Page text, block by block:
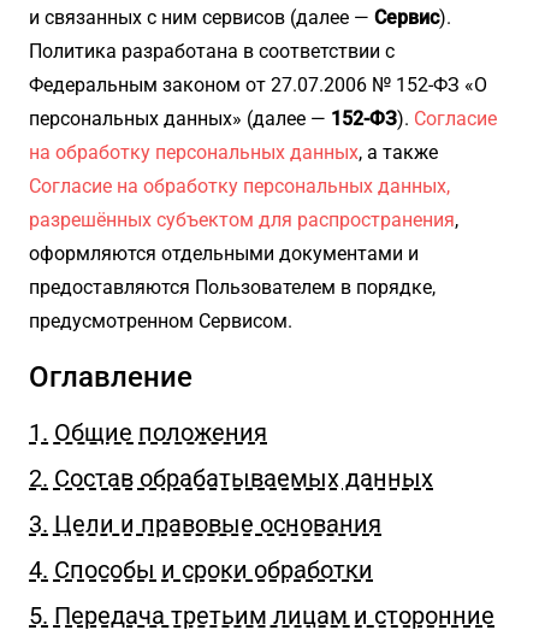
и связанных с ним сервисов (далее — Сервис).
Политика разработана в соответствии с
Федеральным законом от 27.07.2006 № 152-ФЗ «О
персональных данных» (далее — 152-ФЗ). Согласие
на обработку персональных данных, а также
Согласие на обработку персональных данных,
разрешённых субъектом для распространения,
оформляются отдельными документами и
предоставляются Пользователем в порядке,
предусмотренном Сервисом.
Оглавление
1. Общие положения
2. Состав обрабатываемых данных
3. Цели и правовые основания
4. Способы и сроки обработки
5. Передача третьим лицам и сторонние